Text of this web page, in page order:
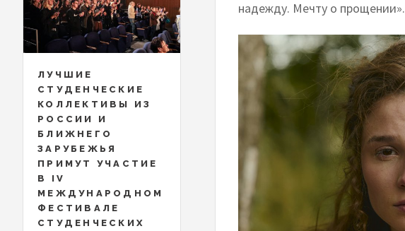
надежду. Мечту о прощении».
ЛУЧШИЕ
СТУДЕНЧЕСКИЕ
КОЛЛЕКТИВЫ ИЗ
РОССИИ И
БЛИЖНЕГО
ЗАРУБЕЖЬЯ
ПРИМУТ УЧАСТИЕ
В IV
МЕЖДУНАРОДНОМ
ФЕСТИВАЛЕ
СТУДЕНЧЕСКИХ